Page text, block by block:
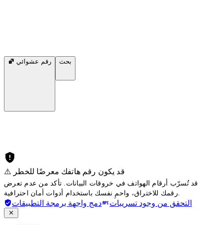
رقم عشوائي بحث
⚠️ قد يكون رقم هاتفك معرضًا للخطر
قد تُسرّب أرقام الهواتف في خروقات البيانات. تأكد من عدم تعرض
التحقق من وجود تسريبات دمج واجهة برمجة التطبيقات